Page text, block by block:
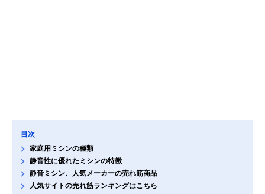
目次
家庭用ミシンの種類
静音性に優れたミシンの特徴
静音ミシン、人気メーカーの売れ筋商品
人気サイトの売れ筋ランキングはこちら